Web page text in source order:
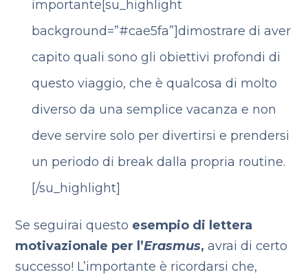
importante[su_highlight
background=”#cae5fa”]dimostrare di aver
capito quali sono gli obiettivi profondi di
questo viaggio, che è qualcosa di molto
diverso da una semplice vacanza e non
deve servire solo per divertirsi e prendersi
un periodo di break dalla propria routine.
[/su_highlight]
Se seguirai questo esempio di lettera
motivazionale per l’Erasmus,avrai di certo
successo! L’importante è ricordarsi che,